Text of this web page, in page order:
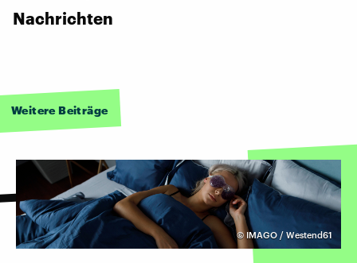
Nachrichten
Weitere Beiträge
© IMAGO / Westend61